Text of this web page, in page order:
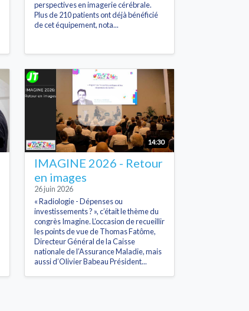
perspectives en imagerie cérébrale.
Plus de 210 patients ont déjà bénéficié
de cet équipement, nota...
14:30
IMAGINE 2026 - Retour
en images
26 juin 2026
« Radiologie - Dépenses ou
investissements ? », c’était le thème du
congrès Imagine. L’occasion de recueillir
les points de vue de Thomas Fatôme,
Directeur Général de la Caisse
nationale de l’Assurance Maladie, mais
aussi d’Olivier Babeau Président...